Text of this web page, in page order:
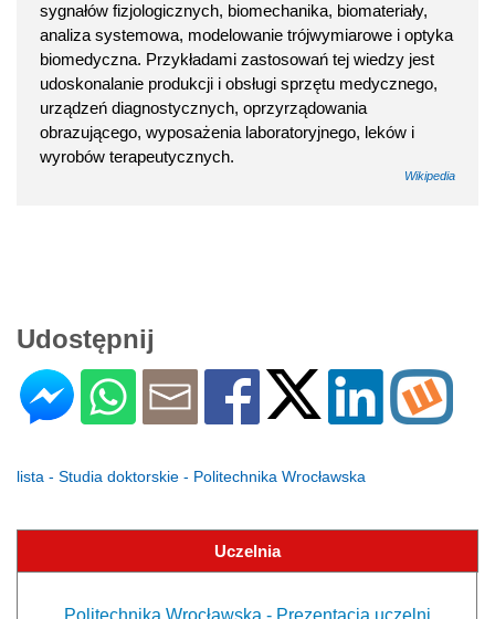
sygnałów fizjologicznych, biomechanika, biomateriały,
analiza systemowa, modelowanie trójwymiarowe i optyka
biomedyczna. Przykładami zastosowań tej wiedzy jest
udoskonalanie produkcji i obsługi sprzętu medycznego,
urządzeń diagnostycznych, oprzyrządowania
obrazującego, wyposażenia laboratoryjnego, leków i
wyrobów terapeutycznych.
Wikipedia
Udostępnij
lista - Studia doktorskie - Politechnika Wrocławska
Uczelnia